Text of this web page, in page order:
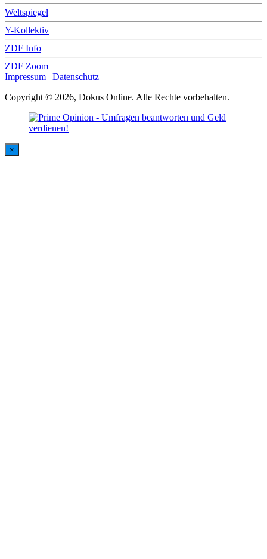
Weltspiegel
Y-Kollektiv
ZDF Info
ZDF Zoom
Impressum | Datenschutz
Copyright © 2026, Dokus Online. Alle Rechte vorbehalten.
×